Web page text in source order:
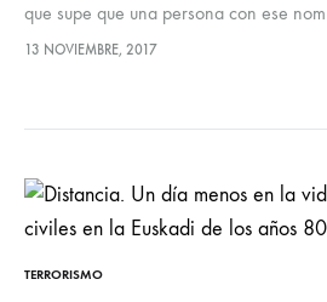
que supe que una persona con ese
veintiséis años conociendo a ETA.
13 NOVIEMBRE, 2017
TERRORISMO